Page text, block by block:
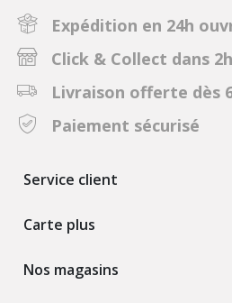
Expédition en 24h
Click & Collect dans
Livraison offerte dès
Paiement sécurisé
Service client
Carte plus
Nos magasins